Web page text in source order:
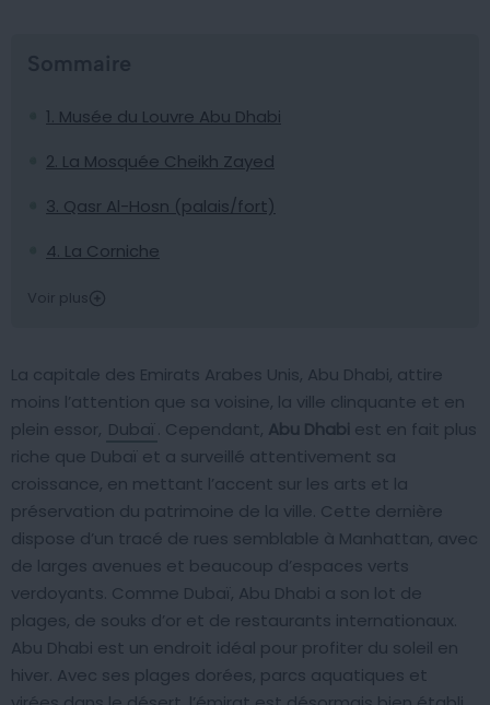
1. Musée du Louvre Abu Dhabi
2. La Mosquée Cheikh Zayed
3. Qasr Al-Hosn (palais/fort)
4. La Corniche
Voir plus
La capitale des Emirats Arabes Unis, Abu Dhabi, attire
moins l’attention que sa voisine, la ville clinquante et en
plein essor, Dubaï . Cependant, Abu Dhabi est en fait plus
riche que Dubaï et a surveillé attentivement sa
croissance, en mettant l’accent sur ​​les arts et la
préservation du patrimoine de la ville. Cette dernière
dispose d’un tracé de rues semblable à Manhattan, avec
de larges avenues et beaucoup d’espaces verts
verdoyants. Comme Dubaï, Abu Dhabi a son lot de
plages, de souks d’or et de restaurants internationaux.
Abu Dhabi est un endroit idéal pour profiter du soleil en
hiver. Avec ses plages dorées, parcs aquatiques et